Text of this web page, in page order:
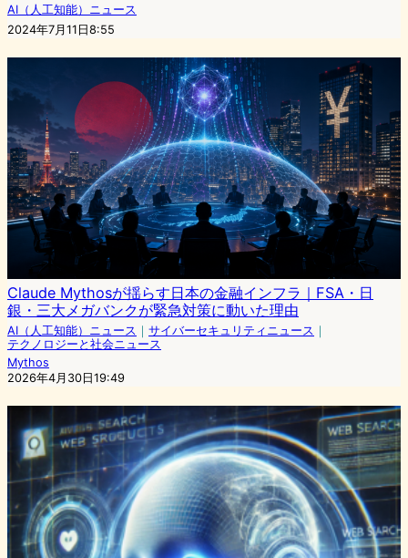
AI（人工知能）ニュース
2024年7月11日8:55
Claude Mythosが揺らす日本の金融インフラ｜FSA・日
銀・三大メガバンクが緊急対策に動いた理由
AI（人工知能）ニュース ｜ サイバーセキュリティニュース ｜
テクノロジーと社会ニュース
Mythos
2026年4月30日19:49